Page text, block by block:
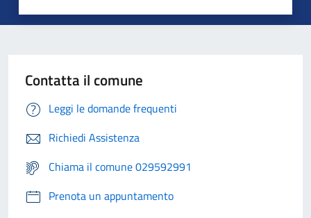
Contatta il comune
Leggi le domande frequenti
Richiedi Assistenza
Chiama il comune 029592991
Prenota un appuntamento